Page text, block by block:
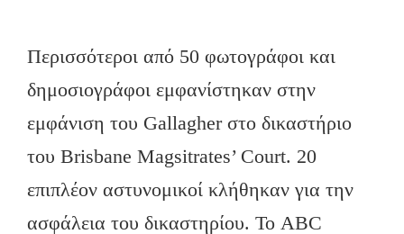
Περισσότεροι από 50 φωτογράφοι και
δημοσιογράφοι εμφανίστηκαν στην
εμφάνιση του Gallagher στο δικαστήριο
του Brisbane Magsitrates’ Court. 20
επιπλέον αστυνομικοί κλήθηκαν για την
ασφάλεια του δικαστηρίου. Το ABC